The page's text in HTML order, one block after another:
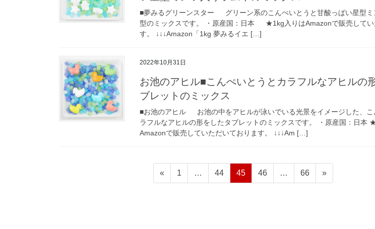
■夢みるグリーンスター グリーン系のこんぺいとうと甘酸っぱい星型ミ
型のミックスです。 ・原産国：日本 ★1kg入りはAmazonで販売してい
す。 ↓↓↓Amazon「1kg 夢みるイエ […]
2022年10月31日
お池のアヒル■こんぺいとうとカラフルなアヒルの
ブレットのミックス
■お池のアヒル お池の中をアヒルが泳いでいる光景をイメージした、こ
ラフルなアヒルの形をしたタブレットのミックスです。 ・原産国：日本
Amazonで販売していただいております。 ↓↓↓Am […]
«
固
定
1 …
固
定
44
固
定
45
固
定
46 …
固
定
66 »